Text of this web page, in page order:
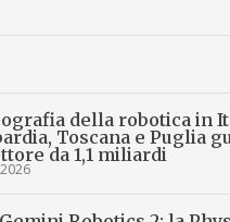
della robotica in
Toscana e Puglia
da 1,1 miliardi